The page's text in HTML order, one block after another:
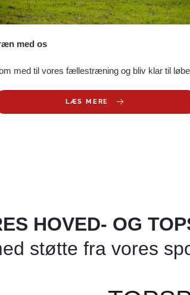
med os
med til vores fællestræning og bliv klar til
LÆS MERE
HOVED- OG
støtte fra vores